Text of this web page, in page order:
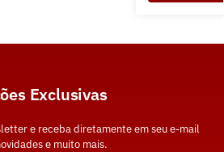
Exclusivas
e receba diretamente em seu e-mail
e muito mais.